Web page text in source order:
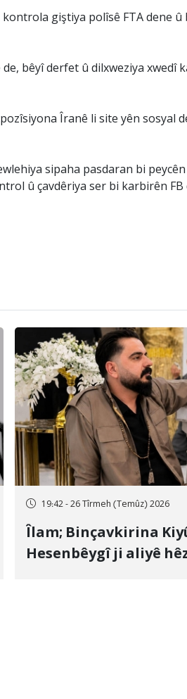
giştiya polîsê FTA dene û
bêyî derfet û dilxweziya xwedî
Îranê li site yên sosyal
sipaha pasdaran bi
û çavdêriya ser bi karbirên FB
19:42 - 26 Tîrmeh (Temûz) 2026
Îlam; Binçavkirina
Hesenbêygî ji aliyê